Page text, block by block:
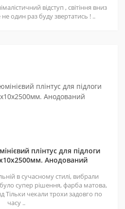
відступ , світіння вниз
один раз буду звертатись ! ..
плінтус для підлоги
Анодований
в сучасному стилі, вибрали
супер рішення, фарба матова,
Тільки чекали трохи задовго по
часу ..